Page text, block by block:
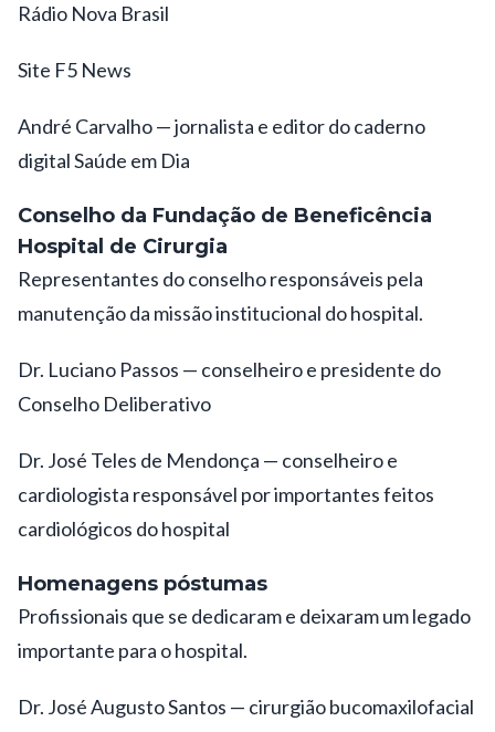
Rádio Nova Brasil
Site F5 News
André Carvalho — jornalista e editor do caderno
digital Saúde em Dia
Conselho da Fundação de Beneficência
Hospital de Cirurgia
Representantes do conselho responsáveis pela
manutenção da missão institucional do hospital.
Dr. Luciano Passos — conselheiro e presidente do
Conselho Deliberativo
Dr. José Teles de Mendonça — conselheiro e
cardiologista responsável por importantes feitos
cardiológicos do hospital
Homenagens póstumas
Profissionais que se dedicaram e deixaram um legado
importante para o hospital.
Dr. José Augusto Santos — cirurgião bucomaxilofacial